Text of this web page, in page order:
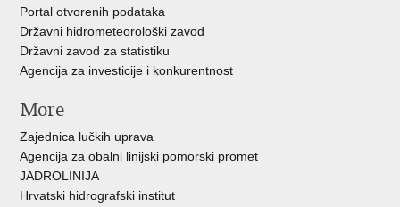
Portal otvorenih podataka
Državni hidrometeorološki zavod
Državni zavod za statistiku
Agencija za investicije i konkurentnost
More
Zajednica lučkih uprava
Agencija za obalni linijski pomorski promet
JADROLINIJA
Hrvatski hidrografski institut